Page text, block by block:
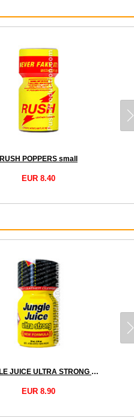
RUSH POPPERS small
EUR 8.40
JUNGLE JUICE ULTRA STRONG NEW FORMULA small
EUR 8.90